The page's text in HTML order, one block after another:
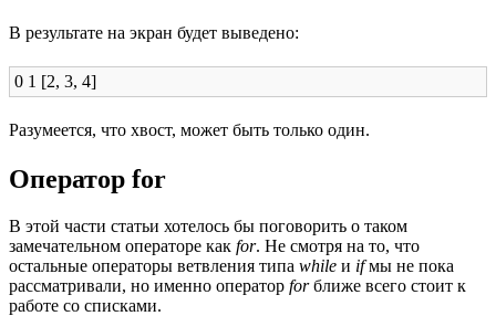
В результате на экран будет выведено:
0 1 [2, 3, 4]
Разумеется, что хвост, может быть только один.
Оператор for
В этой части статьи хотелось бы поговорить о таком
замечательном операторе как for. Не смотря на то, что
остальные операторы ветвления типа while и ifмы не пока
рассматривали, но именно оператор forближе всего стоит к
работе со списками.